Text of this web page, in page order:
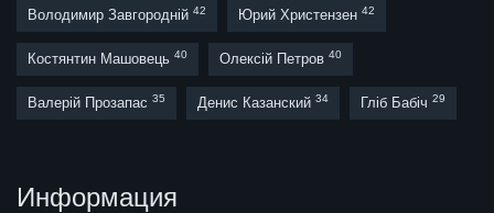
Володимир Завгородній 42 Юрий Христензен 42
Костянтин Машовець 40 Олексій Петров 40
Валерій Прозапас 35 Денис Казанский 34 Гліб Бабіч 29
Информация